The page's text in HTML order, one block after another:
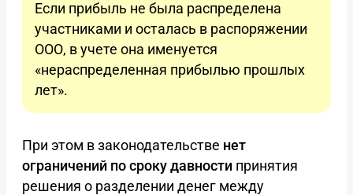
Если прибыль не была распределена
участниками и осталась в распоряжении
ООО, в учете она именуется
«нераспределенная прибылью прошлых
лет».
При этом в законодательстве нет
ограничений по сроку давности принятия
решения о разделении денег между